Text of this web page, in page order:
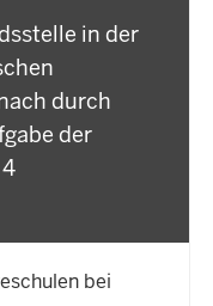
in der
durch
der
bei